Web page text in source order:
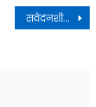
संवेदनशीलता के लिए समस्त प्रदेशवासियों की ओर से उनका आभार व्यक्त किया